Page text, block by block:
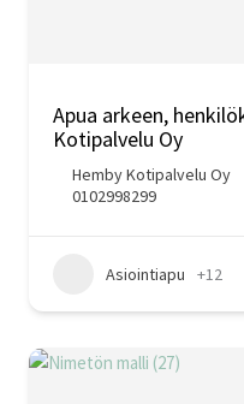
Apua arkeen,
Kotipalvelu Oy
Hemby Kotipalvelu Oy
0102998299
Asiointiapu +12